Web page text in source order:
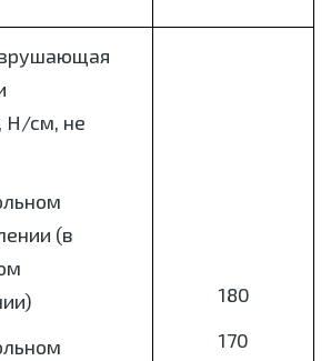
Н/см, не
(в
180
170